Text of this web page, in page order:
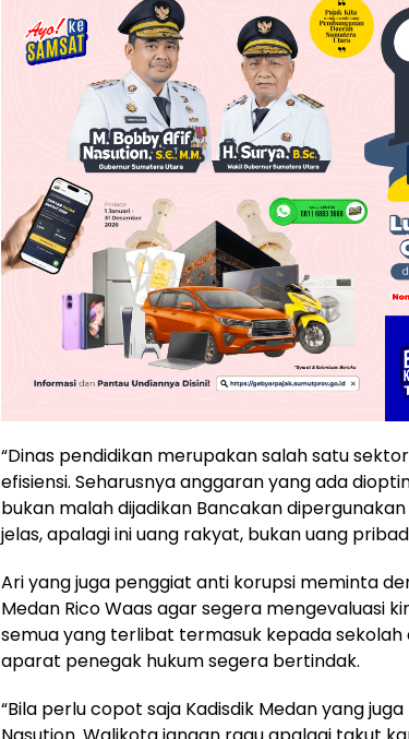
“Dinas pendidikan merupakan salah satu
efisiensi. Seharusnya anggaran yang ada
bukan malah dijadikan Bancakan
jelas, apalagi ini uang rakyat, bukan uang
Ari yang juga penggiat anti korupsi meminta
Medan Rico Waas agar segera mengevaluasi
semua yang terlibat termasuk kepada sekolah
aparat penegak hukum segera bertindak.
“Bila perlu copot saja Kadisdik Medan yang